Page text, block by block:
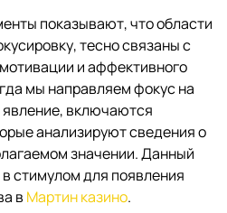
показывают, что области
тесно связаны с
и аффективного
мы направляем фокус на
включаются
анализируют сведения о
значении. Данный
стимулом для появления
в Мартин казино.